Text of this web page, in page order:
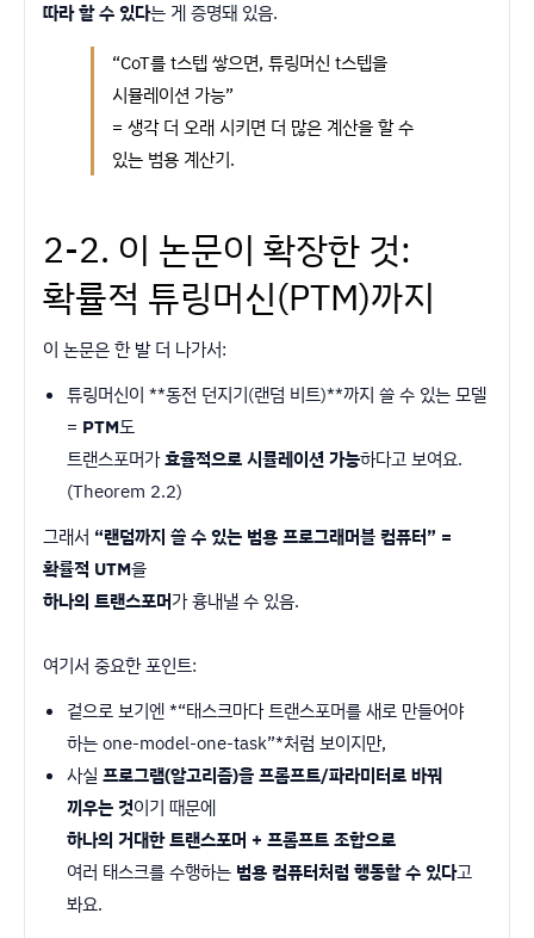
따라 할 수 있다는 게 증명돼 있음.
“CoT를 t스텝 쌓으면, 튜링머신 t스텝을
시뮬레이션 가능”
= 생각 더 오래 시키면 더 많은 계산을 할 수
있는 범용 계산기.
2-2. 이 논문이 확장한 것:
확률적 튜링머신(PTM)까지
이 논문은 한 발 더 나가서:
튜링머신이 **동전 던지기(랜덤 비트)**까지 쓸 수 있는 모델
= PTM도
트랜스포머가효율적으로 시뮬레이션 가능하다고 보여요.
(Theorem 2.2)
그래서 “랜덤까지 쓸 수 있는 범용 프로그래머블 컴퓨터” =
확률적 UTM을
하나의 트랜스포머가 흉내낼 수 있음.
여기서 중요한 포인트:
겉으로 보기엔 *“태스크마다 트랜스포머를 새로 만들어야
하는 one-model-one-task”*처럼 보이지만,
사실 프로그램(알고리즘)을 프롬프트/파라미터로 바꿔
끼우는 것이기 때문에
하나의 거대한 트랜스포머 + 프롬프트 조합으로
여러 태스크를 수행하는 범용 컴퓨터처럼 행동할 수 있다고
봐요.